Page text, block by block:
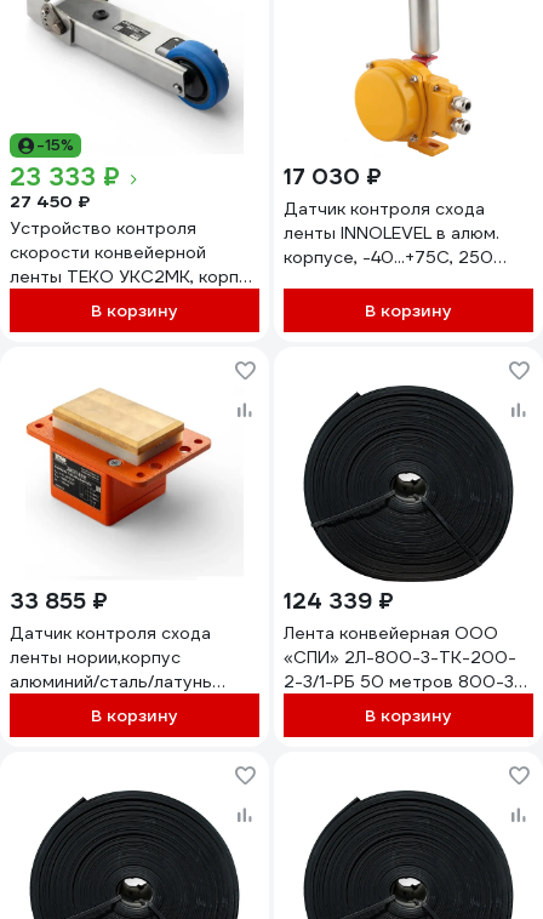
-15%
23 333 ₽
27 450 ₽
Устройство контроля
скорости конвейерной
ленты ТЕКО УКС2МК, корпус
нержавеющая сталь
318х147х147,отверстие под
В корзину
17 030 ₽
Датчик контроля схода
ленты INNOLEVEL в алюм.
корпусе, -40...+75С, 250
выхода, материал
контактного ролика - нерж.
В корзину
33 855 ₽
Датчик контроля схода
ленты нории,корпус
алюминий/сталь/латунь
100х140х75, тем-ра
отклонения 10…60°C,250 В
+65°С,клемм.коробка ТЕКО
ДКСЛ-8151.1 08-00022158
В корзину
124 339 ₽
Лента конвейерная ООО
«СПИ» 2Л-800-3-ТК-200-
2-3/1-РБ 50 метров 800-3-
ТК-200-2-3/1 (50 пог.м.)
В корзину